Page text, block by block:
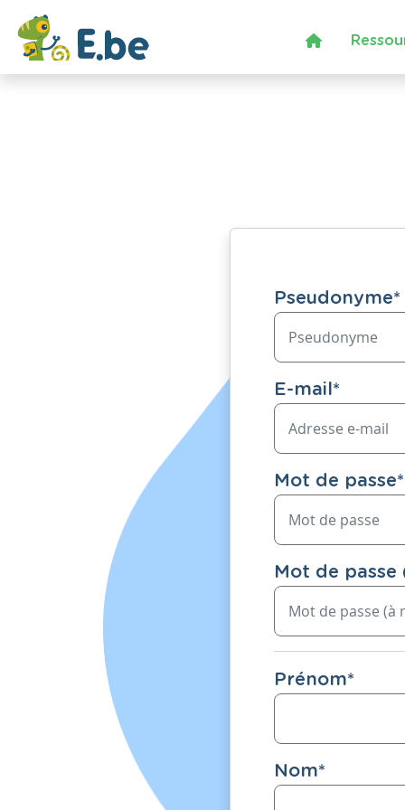
Pseudonyme*
E-mail*
Mot de passe*
Mot de passe
Prénom*
Nom*